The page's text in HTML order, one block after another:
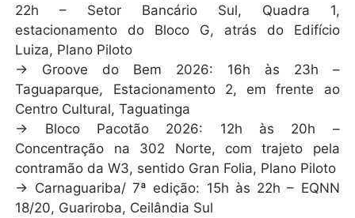
22h – Setor Bancário Sul, Quadra 1,
estacionamento do Bloco G, atrás do Edifício
Luiza, Plano Piloto
→ Groove do Bem 2026: 16h às 23h –
Taguaparque, Estacionamento 2, em frente ao
Centro Cultural, Taguatinga
→ Bloco Pacotão 2026: 12h às 20h –
Concentração na 302 Norte, com trajeto pela
contramão da W3, sentido Gran Folia, Plano Piloto
→ Carnaguariba/ 7ª edição: 15h às 22h – EQNN
18/20, Guariroba, Ceilândia Sul